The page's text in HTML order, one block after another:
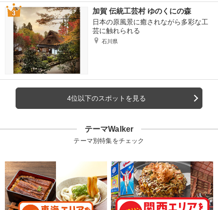
加賀 伝統工芸村 ゆのくにの森
日本の原風景に癒されながら多彩な工
芸に触れられる
石川県
4位以下のスポットを見る
テーマWalker
テーマ別特集をチェック